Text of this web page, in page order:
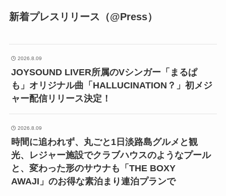
新着プレスリリース（@Press）
2026.8.09
JOYSOUND LIVER所属のVシンガー「まるぱ
も」オリジナル曲「HALLUCINATION？」初メジ
ャー配信リリース決定！
2026.8.09
時間に追われず、丸ごと1日淡路島グルメと観
光、レジャー施設でクラブハウスのようなプール
と、変わった形のサウナも「THE BOXY
AWAJI」のお得な素泊まり連泊プランで